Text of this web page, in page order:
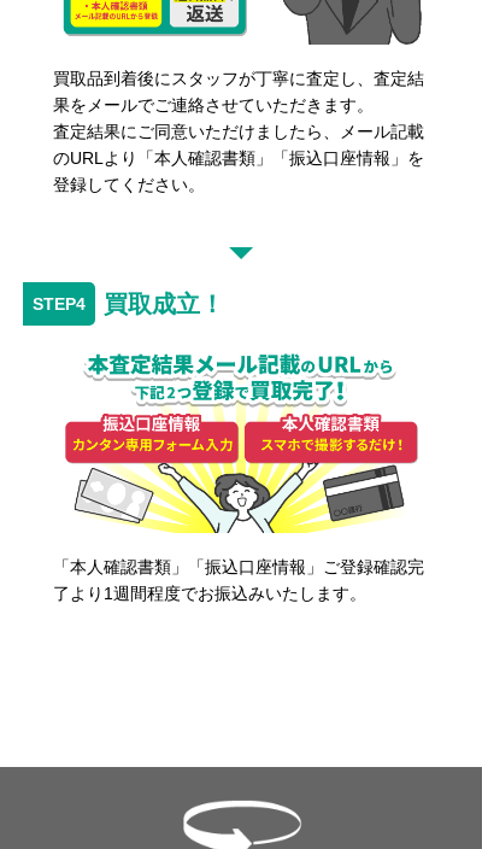
買取品到着後にスタッフが丁寧に査定し、査定結
果をメールでご連絡させていただきます。
査定結果にご同意いただけましたら、メール記載
のURLより「本人確認書類」「振込口座情報」を
登録してください。
買取成立！
「本人確認書類」「振込口座情報」ご登録確認完
了より1週間程度でお振込みいたします。